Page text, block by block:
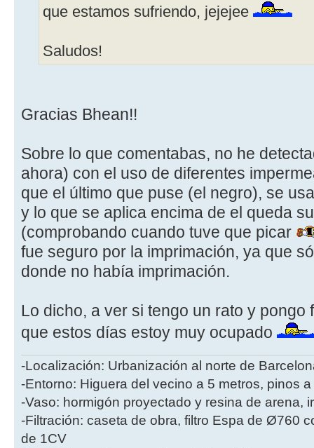
que estamos sufriendo, jejejee
Saludos!
Gracias Bhean!!
Sobre lo que comentabas, no he
ahora) con el uso de diferentes
que el último que puse (el negro), se
y lo que se aplica encima de el queda
(comprobando cuando tuve que picar
fue seguro por la imprimación, ya que
donde no había imprimación.
Lo dicho, a ver si tengo un rato y pongo
que estos días estoy muy ocupado
-Localización: Urbanización al norte de
-Entorno: Higuera del vecino a 5 metros, pinos
-Vaso: hormigón proyectado y resina de arena,
-Filtración: caseta de obra, filtro Espa de Ø760
de 1CV